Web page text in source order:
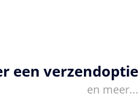
een verzendoptie
en meer...